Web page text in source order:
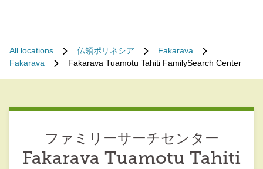
All locations 仏領ポリネシア
Fakarava
Fakarava
Fakarava Tuamotu Tahiti FamilySearch Center
ファミリーサーチセンター
Fakarava Tuamotu Tahiti